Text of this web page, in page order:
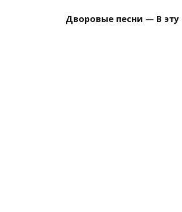
Дворовые песни — В